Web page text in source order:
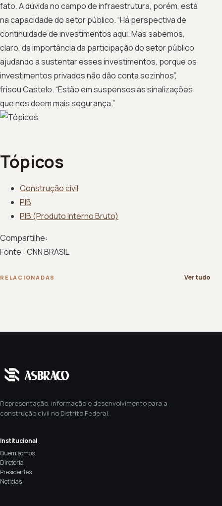
fato. A dúvida no campo de infraestrutura, porém, está
na capacidade do setor público. “Há perspectiva de
continuidade de investimentos aqui. Mas sabemos,
claro, da importância da participação do setor público
ajudando a sustentar esses investimentos, porque os
investimentos privados não dão conta sozinhos”,
frisou Castelo. “Estão em suspensos as sinalizações
que nos deem mais segurança.”
Tópicos
Construção civil
PIB
PIB (Produto Interno Bruto)
Compartilhe:
Fonte : CNN BRASIL
RELACIONADAS Ver tudo
Representação, informação e desenvolvimento para a
construção civil no Distrito Federal.
Institucional
Quem somos
Diretoria
Presidentes
Notícias